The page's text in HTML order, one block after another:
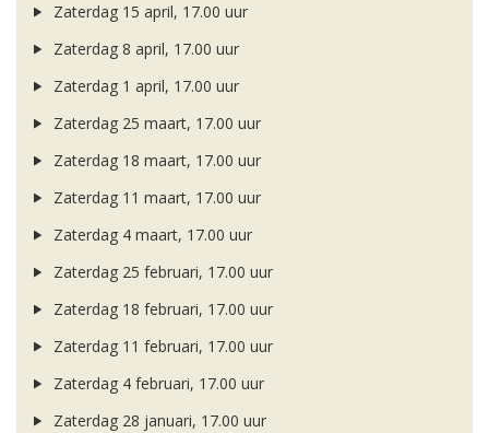
Zaterdag 15 april, 17.00 uur
Zaterdag 8 april, 17.00 uur
Zaterdag 1 april, 17.00 uur
Zaterdag 25 maart, 17.00 uur
Zaterdag 18 maart, 17.00 uur
Zaterdag 11 maart, 17.00 uur
Zaterdag 4 maart, 17.00 uur
Zaterdag 25 februari, 17.00 uur
Zaterdag 18 februari, 17.00 uur
Zaterdag 11 februari, 17.00 uur
Zaterdag 4 februari, 17.00 uur
Zaterdag 28 januari, 17.00 uur